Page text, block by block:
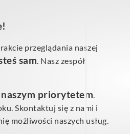
przeglądania naszej
sam. Nasz zespół
priorytetem.
Skontaktuj się z nami i
możliwości naszych usług.